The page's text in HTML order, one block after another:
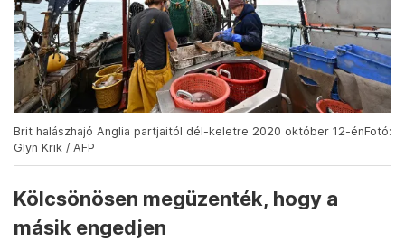
Brit halászhajó Anglia partjaitól dél-keletre 2020 október 12-énFotó:
Glyn Krik / AFP
Kölcsönösen megüzenték, hogy a
másik engedjen